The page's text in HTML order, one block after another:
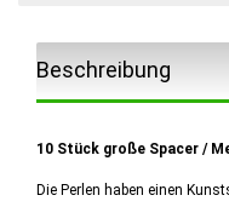
Beschreibung
10 Stück große Spacer /
Die Perlen haben einen